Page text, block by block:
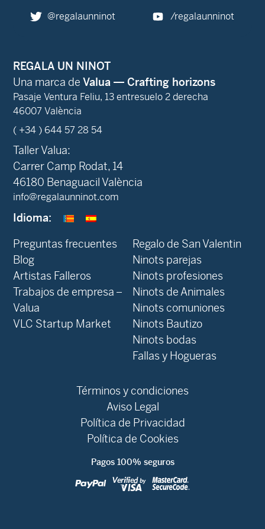
@regalaunninot /regalaunninot
REGALA UN NINOT
Una marca de Valua — Crafting horizons
Pasaje Ventura Feliu, 13 entresuelo 2 derecha
46007 València
( +34 ) 644 57 28 54
Taller Valua:
Carrer Camp Rodat, 14
46180 Benaguacil València
info@regalaunninot.com
Idioma:
Preguntas frecuentes
Blog
Artistas Falleros
Trabajos de empresa –
Valua
VLC Startup Market
Regalo de San Valentin
Ninots parejas
Ninots profesiones
Ninots de Animales
Ninots comuniones
Ninots Bautizo
Ninots bodas
Fallas y Hogueras
Términos y condiciones
Aviso Legal
Política de Privacidad
Política de Cookies
Pagos 100% seguros